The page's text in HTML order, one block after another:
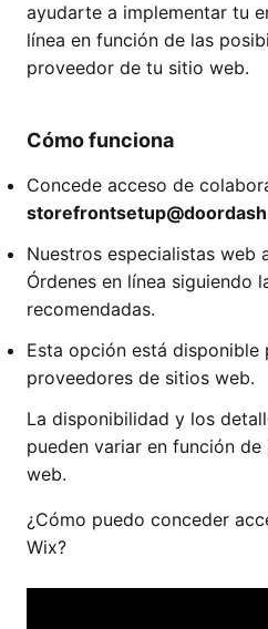
ayudarte a implementar tu
línea en función de las
proveedor de tu sitio web.
Cómo funciona
Concede acceso de
Nuestros especialistas web
Órdenes en línea siguiendo
recomendadas.
Esta opción está disponible
proveedores de sitios web.
La disponibilidad y los
pueden variar en función
web.
¿Cómo puedo conceder
Wix?